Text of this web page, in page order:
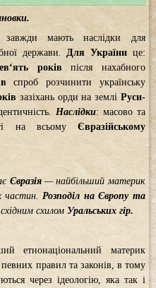
завжди мають наслідки для
держави. Для Українице:
років після нахабного
спроб розчинити українську
зазіхань орди на землі Руси-
Наслідки: масово та
на всьому Євразійському
Євразія— найбільший материк
частин. Розподіл на Європу та
схилом Уральських гір.
етнонаціональний материк
правил та законів, в тому
через ідеологію, яка так і